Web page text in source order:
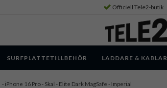
Officiell Tele2-butik
SURFPLATTETILLBEHÖR LADDARE & KABLAR
- iPhone 16 Pro - Skal - Elite Dark MagSafe - Imperial